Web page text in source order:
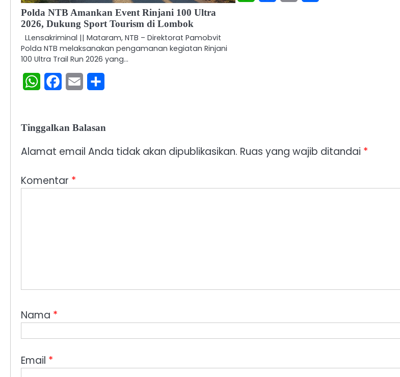
Polda NTB Amankan Event Rinjani 100 Ultra
2026, Dukung Sport Tourism di Lombok
LLensakriminal || Mataram, NTB – Direktorat Pamobvit
Polda NTB melaksanakan pengamanan kegiatan Rinjani
100 Ultra Trail Run 2026 yang…
WhatsAppFacebook
Email
Tinggalkan Balasan
Alamat email Anda tidak akan dipublikasikan. Ruas yang wajib ditandai *
Komentar *
Nama *
Email *